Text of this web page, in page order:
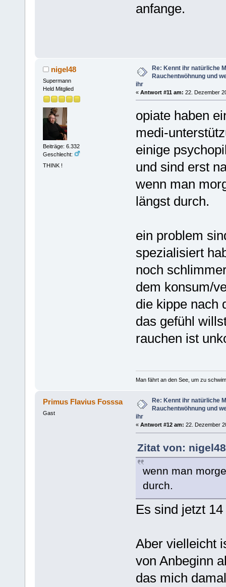
anfange.
nigel48
Supermann
Held Mitglied
Beiträge: 6.332
Geschlecht:
THINK !
Re: Kennt ihr natürliche
Rauchentwöhnung und
ihr
« Antwort #11 am: 22. Dezember
opiate haben
medi-
einige
und sind erst
wenn man
längst durch.
ein problem
spezialisiert
noch
dem konsum/
die kippe nach
das gefühl
rauchen ist
Man fährt an den See, um zu
Primus Flavius Fosssa
Gast
Re: Kennt ihr natürliche
Rauchentwöhnung und
ihr
« Antwort #12 am: 22. Dezember
Zitat von:
wenn man
durch.
Es sind jetzt
Aber vielleicht
von Anbeginn
das mich